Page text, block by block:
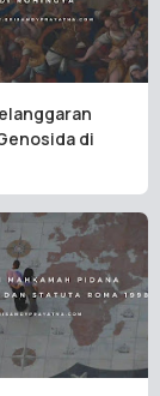
di